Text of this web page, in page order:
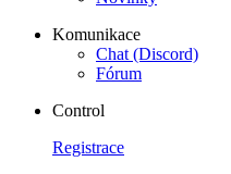
Komunikace
Chat (Discord)
Fórum
Control
Registrace